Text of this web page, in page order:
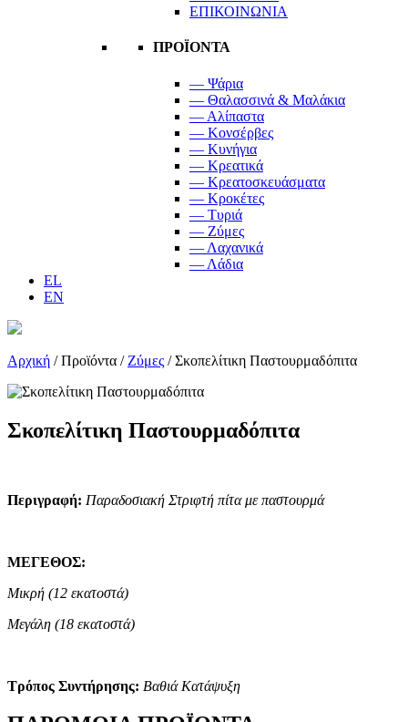
ΕΠΙΚΟΙΝΩΝΙΑ
ΠΡΟΪΟΝΤΑ
— Ψάρια
— Θαλασσινά & Μαλάκια
— Αλίπαστα
— Κονσέρβες
— Κυνήγια
— Κρεατικά
— Κρεατοσκευάσματα
— Κροκέτες
— Τυριά
— Ζύμες
— Λαχανικά
— Λάδια
EL
EN
Αρχική /Προϊόντα / Ζύμες /Σκοπελίτικη Παστουρμαδόπιτα
Σκοπελίτικη Παστουρμαδόπιτα
Περιγραφή: Παραδοσιακή Στριφτή πίτα με παστουρμά
ΜΕΓΕΘΟΣ:
Μικρή (12 εκατοστά)
Μεγάλη (18 εκατοστά)
Τρόπος Συντήρησης: Βαθιά Κατάψυξη